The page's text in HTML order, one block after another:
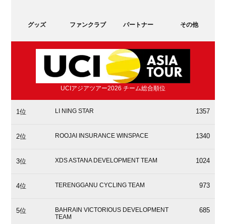
グッズ ファンクラブ パートナー その他
UCIアジアツアー2026 チーム総合順位
1位 LI NING STAR 1357
2位 ROOJAI INSURANCE WINSPACE 1340
3位 XDS ASTANA DEVELOPMENT TEAM 1024
4位 TERENGGANU CYCLING TEAM 973
5位
BAHRAIN VICTORIOUS DEVELOPMENT
TEAM
685